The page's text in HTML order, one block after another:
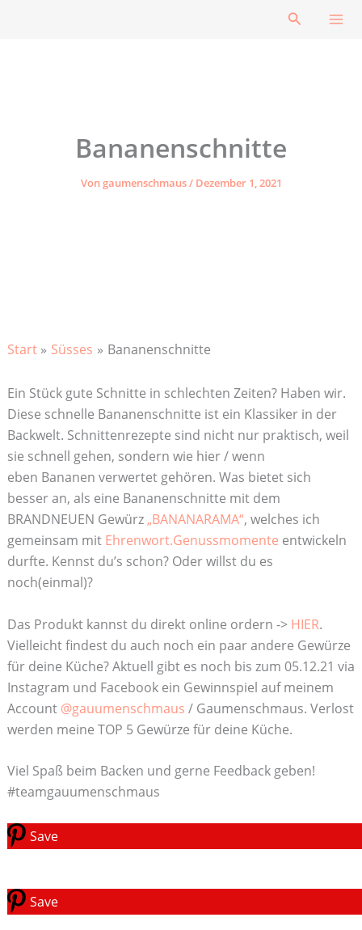
Suchen
Bananenschnitte
Vongaumenschmaus/ Dezember 1, 2021
Start Süsses Bananenschnitte
Ein Stück gute Schnitte in schlechten Zeiten? Haben wir.
Diese schnelle Bananenschnitte ist ein Klassiker in der
Backwelt. Schnittenrezepte sind nicht nur praktisch, weil
sie schnell gehen, sondern wie hier / wenn
eben Bananen verwertet gehören. Was bietet sich
besser an, als eine Bananenschnitte mit dem
BRANDNEUEN Gewürz„BANANARAMA“, welches ich
gemeinsam mit Ehrenwort.Genussmomente entwickeln
durfte. Kennst du’s schon? Oder willst du es
noch(einmal)?
Das Produkt kannst du direkt online ordern -> HIER.
Vielleicht findest du auch noch ein paar andere Gewürze
für deine Küche? Aktuell gibt es noch bis zum 05.12.21 via
Instagram und Facebook ein Gewinnspiel auf meinem
Account @gauumenschmaus / Gaumenschmaus. Verlost
werden meine TOP 5 Gewürze für deine Küche.
Viel Spaß beim Backen und gerne Feedback geben!
#teamgauumenschmaus
Save
Save